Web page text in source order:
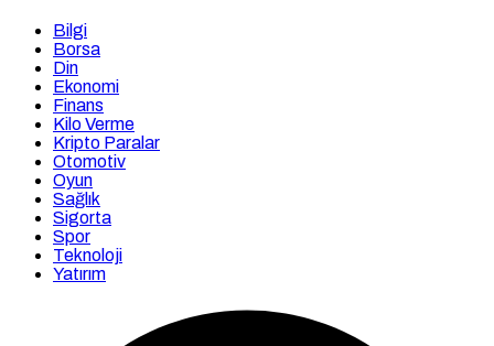
Bilgi
Borsa
Din
Ekonomi
Finans
Kilo Verme
Kripto Paralar
Otomotiv
Oyun
Sağlık
Sigorta
Spor
Teknoloji
Yatırım